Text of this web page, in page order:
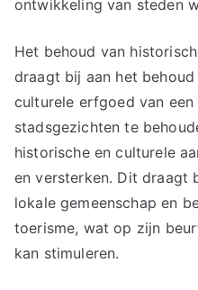
ontwikkeling van steden
Het behoud van
draagt bij aan het
culturele erfgoed van
stadsgezichten te
historische en culturele
en versterken. Dit draagt
lokale gemeenschap en
toerisme, wat op zijn
kan stimuleren.